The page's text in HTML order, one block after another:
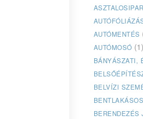
ASZTALOSIPAR
AUTÓMENTÉS
AUTÓMOSÓ (1)
BÁNYÁSZATI,
BELVÍZI
BERENDEZÉS